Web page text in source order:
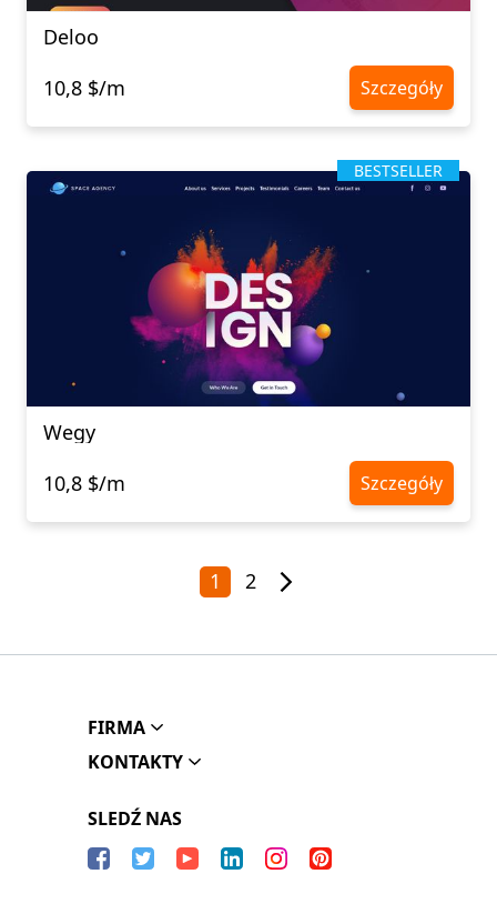
Deloo
10,8 $/m
Szczegóły
BESTSELLER
Wegy
10,8 $/m
Szczegóły
1 2
FIRMA
KONTAKTY
SLEDŹ NAS